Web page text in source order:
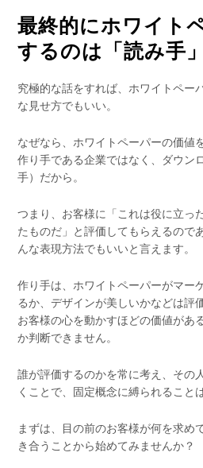
最終的にホワイト
するのは「読み手
究極的な話をすれば、ホワイトペー
な見せ方でもいい。
なぜなら、ホワイトペーパーの価値
作り手である企業ではなく、ダウン
手）だから。
つまり、お客様に「これは役に立っ
たものだ」と評価してもらえるので
んな表現方法でもいいと言えます。
作り手は、ホワイトペーパーがマー
るか、デザインが美しいかなどは評
お客様の心を動かすほどの価値があ
か判断できません。
誰が評価するのかを常に考え、その
くことで、固定概念に縛られること
まずは、目の前のお客様が何を求め
き合うことから始めてみませんか？